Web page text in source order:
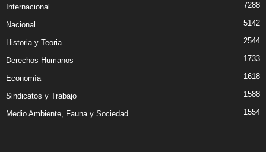
Internacional 7288
Nacional 5142
Historia y Teoria 2544
Derechos Humanos 1733
Economía 1618
Sindicatos y Trabajo 1588
Medio Ambiente, Fauna y Sociedad 1554